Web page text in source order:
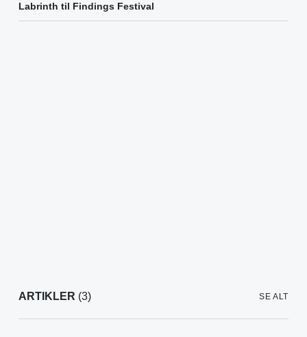
Labrinth til Findings Festival
ARTIKLER (3) SE ALT